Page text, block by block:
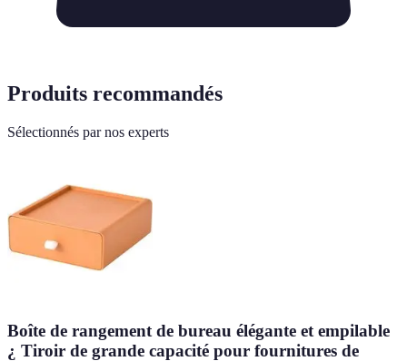
Produits recommandés
Sélectionnés par nos experts
Boîte de rangement de bureau élégante et empilable
¿ Tiroir de grande capacité pour fournitures de